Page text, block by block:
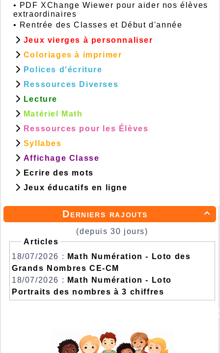

Derniers rajouts
(depuis 30 jours)
Articles
18/07/2026 :
Math Numération - Loto des
Grands Nombres CE-CM
18/07/2026 :
Math Numération - Loto
Portraits des nombres à 3 chiffres
• PDF XChange Wiewer pour aider nos élèves
extraordinaires
• Rentrée des Classes et Début d'année
Jeux vierges à personnaliser
Coloriages à imprimer
Polices d'écriture
Ressources Diverses
Lecture
Matériel Math
Ressources pour les Élèves
Syllabes
Affichage Classe
Ecrire des mots
Jeux éducatifs en ligne